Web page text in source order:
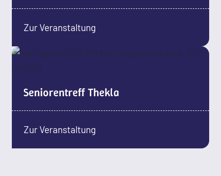
Zur Veranstaltung
Seniorentreff Thekla
Zur Veranstaltung